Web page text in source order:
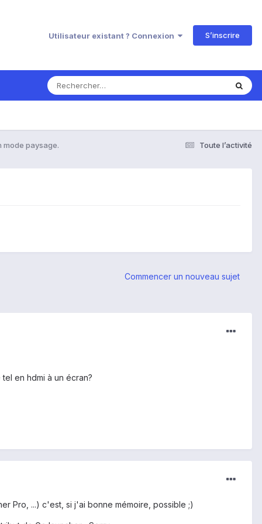
Utilisateur existant ? Connexion S’inscrire
Toute l’activité
mode paysage.
Commencer un nouveau sujet
en hdmi à un écran?
Pro, ...) c'est, si j'ai bonne mémoire, possible ;)